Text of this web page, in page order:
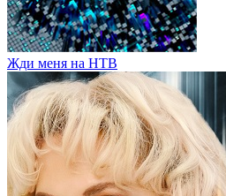
Жди меня на НТВ